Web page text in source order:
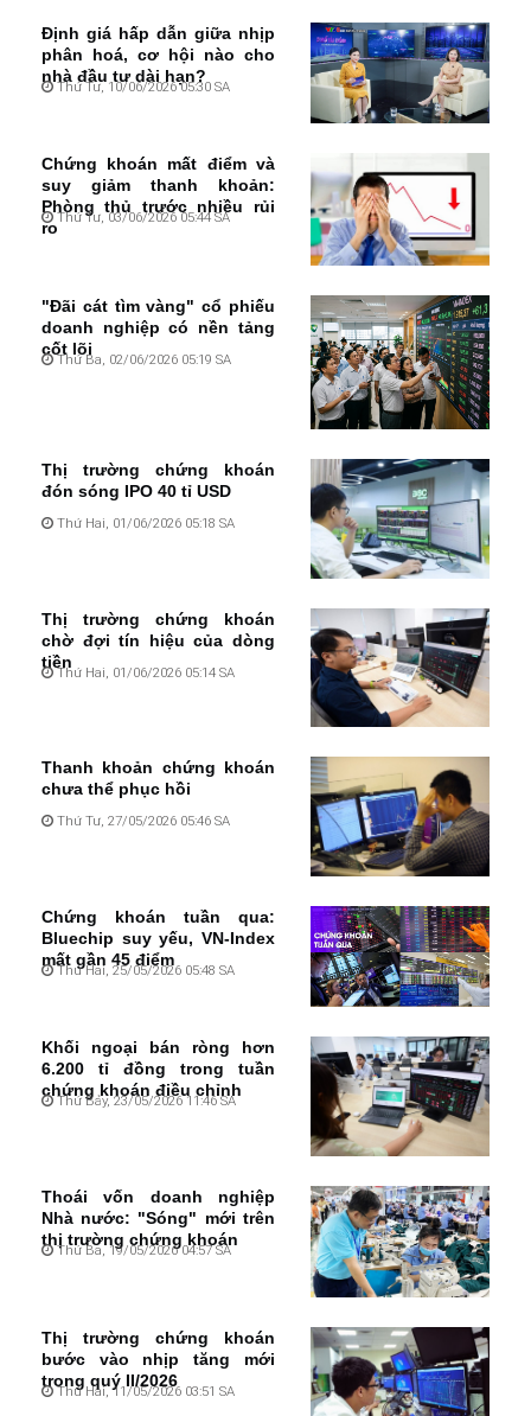
Định giá hấp dẫn giữa nhịp
phân hoá, cơ hội nào cho
nhà đầu tư dài hạn?
Thứ Tư, 10/06/2026 05:30 SA
Chứng khoán mất điểm và
suy giảm thanh khoản:
Phòng thủ trước nhiều rủi
ro
Thứ Tư, 03/06/2026 05:44 SA
"Đãi cát tìm vàng" cổ phiếu
doanh nghiệp có nền tảng
cốt lõi
Thứ Ba, 02/06/2026 05:19 SA
Thị trường chứng khoán
đón sóng IPO 40 tỉ USD
Thứ Hai, 01/06/2026 05:18 SA
Thị trường chứng khoán
chờ đợi tín hiệu của dòng
tiền
Thứ Hai, 01/06/2026 05:14 SA
Thanh khoản chứng khoán
chưa thể phục hồi
Thứ Tư, 27/05/2026 05:46 SA
Chứng khoán tuần qua:
Bluechip suy yếu, VN-Index
mất gần 45 điểm
Thứ Hai, 25/05/2026 05:48 SA
Khối ngoại bán ròng hơn
6.200 tỉ đồng trong tuần
chứng khoán điều chỉnh
Thứ Bảy, 23/05/2026 11:46 SA
Thoái vốn doanh nghiệp
Nhà nước: "Sóng" mới trên
thị trường chứng khoán
Thứ Ba, 19/05/2026 04:57 SA
Thị trường chứng khoán
bước vào nhịp tăng mới
trong quý II/2026
Thứ Hai, 11/05/2026 03:51 SA